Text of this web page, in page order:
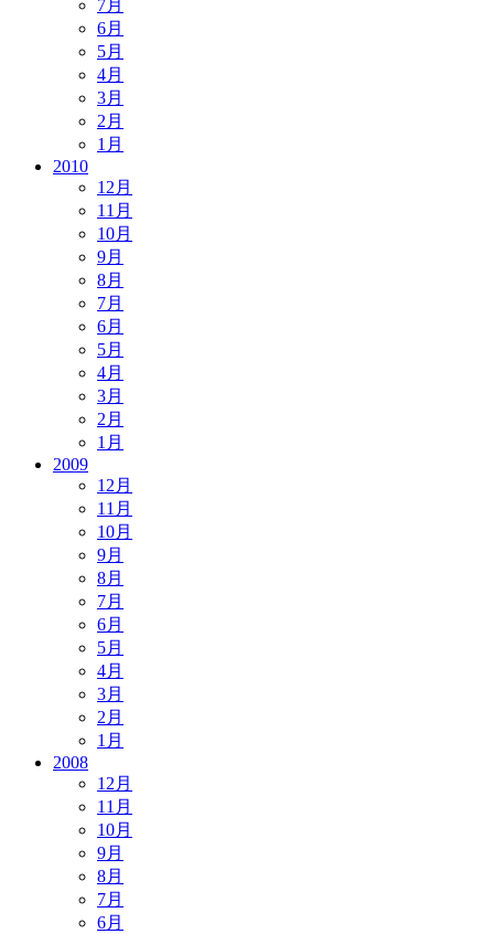
7月
6月
5月
4月
3月
2月
1月
2010
12月
11月
10月
9月
8月
7月
6月
5月
4月
3月
2月
1月
2009
12月
11月
10月
9月
8月
7月
6月
5月
4月
3月
2月
1月
2008
12月
11月
10月
9月
8月
7月
6月